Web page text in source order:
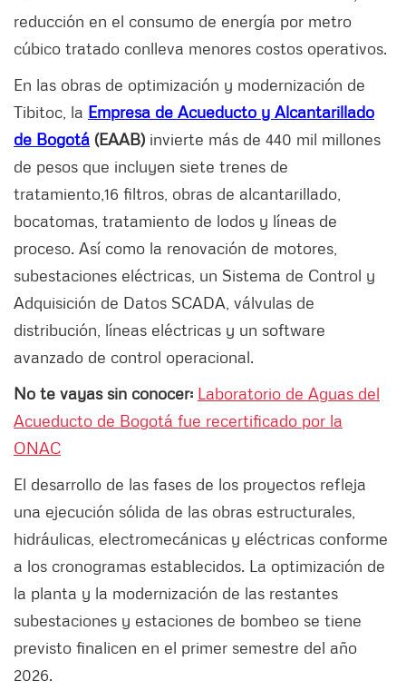
reducción en el consumo de energía por metro
cúbico tratado conlleva menores costos operativos.
En las obras de optimización y modernización de
Tibitoc, la Empresa de Acueducto y Alcantarillado
de Bogotá (EAAB) invierte más de 440 mil millones
de pesos que incluyen siete trenes de
tratamiento,16 filtros, obras de alcantarillado,
bocatomas, tratamiento de lodos y líneas de
proceso. Así como la renovación de motores,
subestaciones eléctricas, un Sistema de Control y
Adquisición de Datos SCADA, válvulas de
distribución, líneas eléctricas y un software
avanzado de control operacional.
No te vayas sin conocer: Laboratorio de Aguas del
Acueducto de Bogotá fue recertificado por la
ONAC
El desarrollo de las fases de los proyectos refleja
una ejecución sólida de las obras estructurales,
hidráulicas, electromecánicas y eléctricas conforme
a los cronogramas establecidos. La optimización de
la planta y la modernización de las restantes
subestaciones y estaciones de bombeo se tiene
previsto finalicen en el primer semestre del año
2026.